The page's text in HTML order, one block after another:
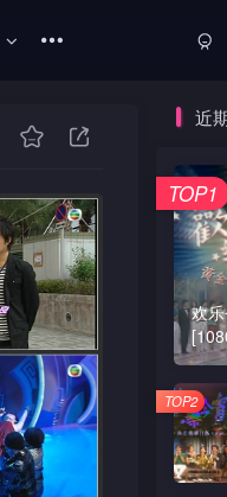
近
欢
TOP1
TOP2